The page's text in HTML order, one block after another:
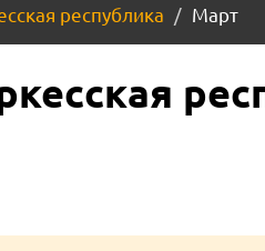
республика Март